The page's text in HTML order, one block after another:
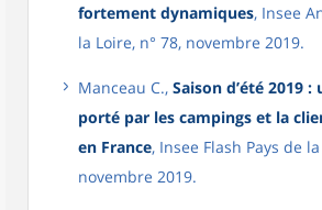
fortement dynamiques, Insee
la Loire, n° 78, novembre 2019.
Manceau C., Saison d’été 2019
porté par les campings et la
en France, Insee Flash Pays de
novembre 2019.